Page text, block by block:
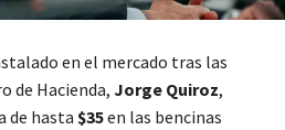
en el mercado tras las
de Hacienda, Jorge Quiroz,
de hasta $35en las bencinas